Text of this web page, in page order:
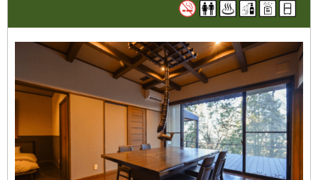
広い空間で、思い思いのペースでお過ごしください。